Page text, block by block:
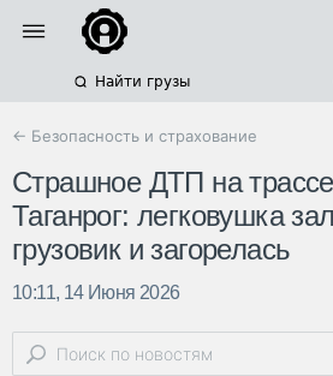
Найти грузы
← Безопасность и страхование
Страшное ДТП на
Таганрог: легковушка
грузовик и загорелась
10:11, 14 Июня 2026